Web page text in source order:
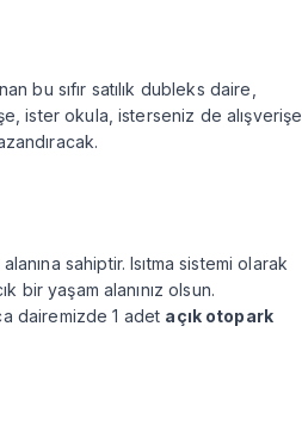
bu sıfır satılık dubleks daire,
ister okula, isterseniz de alışverişe
alanına sahiptir. Isıtma sistemi olarak
bir yaşam alanınız olsun.
dairemizde 1 adet açık otopark